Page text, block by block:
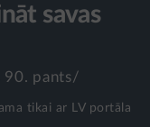
savas
90. pants/
tikai ar LV portāla